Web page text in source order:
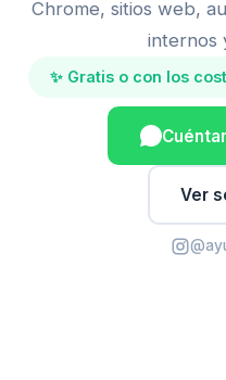
Chrome, sitios web,
internos
✨ Gratis o con los
Ver